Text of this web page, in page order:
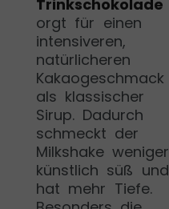
Trinkschokolade
orgt für einen
intensiveren,
natürlicheren
Kakaogeschmack
als klassischer
Sirup. Dadurch
schmeckt der
Milkshake weniger
künstlich süß und
hat mehr Tiefe.